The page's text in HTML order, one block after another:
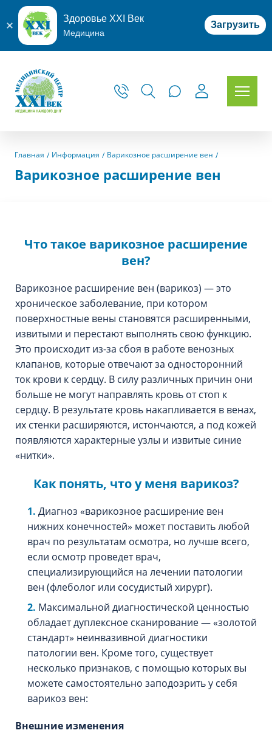
Здоровье XXI Век
Медицина
Загрузить
Главная Информация Варикозное расширение вен
Варикозное расширение вен
Что такое варикозное расширение
вен?
Варикозное расширение вен (варикоз) — это
хроническое заболевание, при котором
поверхностные вены становятся расширенными,
извитыми и перестают выполнять свою функцию.
Это происходит из-за сбоя в работе венозных
клапанов, которые отвечают за односторонний
ток крови к сердцу. В силу различных причин они
больше не могут направлять кровь от стоп к
сердцу. В результате кровь накапливается в венах,
их стенки расширяются, истончаются, а под кожей
появляются характерные узлы и извитые синие
«нитки».
Как понять, что у меня варикоз?
Диагноз «варикозное расширение вен
нижних конечностей» может поставить любой
врач по результатам осмотра, но лучше всего,
если осмотр проведет врач,
специализирующийся на лечении патологии
вен (флеболог или сосудистый хирург).
Максимальной диагностической ценностью
обладает дуплексное сканирование — «золотой
стандарт» неинвазивной диагностики
патологии вен. Кроме того, существует
несколько признаков, с помощью которых вы
можете самостоятельно заподозрить у себя
варикоз вен:
Внешние изменения